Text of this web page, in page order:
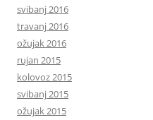
svibanj 2016
travanj 2016
ožujak 2016
rujan 2015
kolovoz 2015
svibanj 2015
ožujak 2015